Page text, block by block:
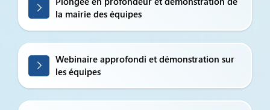
la mairie des équipes
Webinaire approfondi et démonstration sur
les équipes